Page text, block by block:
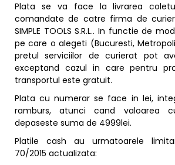
Plata se va face la livrarea
comandate de catre firma de
SIMPLE TOOLS S.R.L.. In functie de
pe care o alegeti (Bucuresti,
pretul serviciilor de curierat pot
exceptand cazul in care pentru
transportul este gratuit.
Plata cu numerar se face in lei,
ramburs, atunci cand valoarea
depaseste suma de 4999lei.
Platile cash au urmatoarele
70/2015 actualizata: